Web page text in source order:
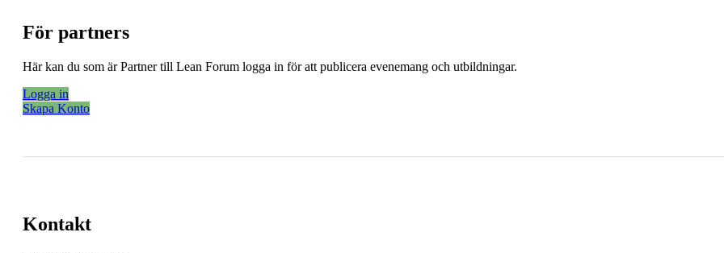
För partners
Här kan du som är Partner till Lean Forum logga in för att publicera evenemang och utbildningar.
Logga in
Skapa Konto
Kontakt